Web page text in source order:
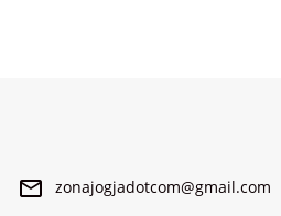
zonajogjadotcom@gmail.com